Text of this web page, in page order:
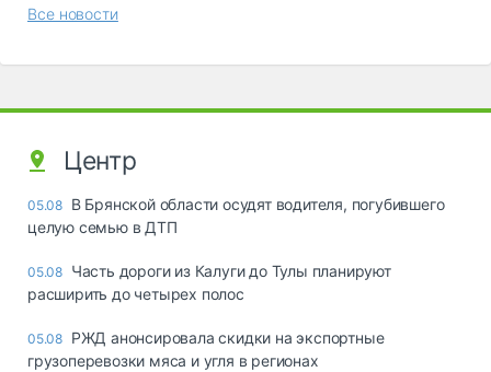
Все новости
Центр
05.08 В Брянской области осудят водителя, погубившего
целую семью в ДТП
05.08 Часть дороги из Калуги до Тулы планируют
расширить до четырех полос
05.08 РЖД анонсировала скидки на экспортные
грузоперевозки мяса и угля в регионах